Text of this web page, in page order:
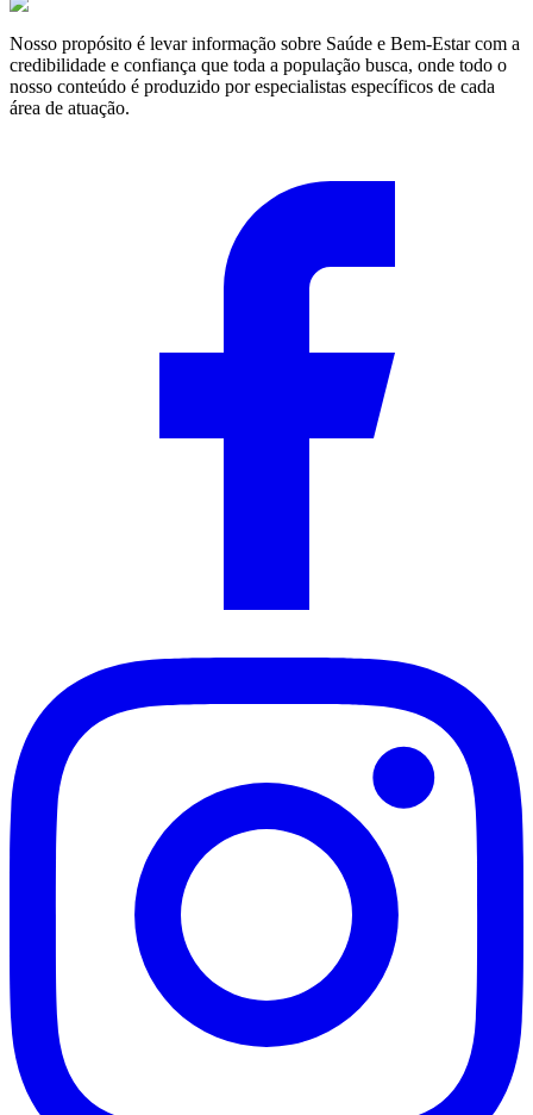
Nosso propósito é levar informação sobre Saúde e Bem-Estar com a
credibilidade e confiança que toda a população busca, onde todo o
nosso conteúdo é produzido por especialistas específicos de cada
área de atuação.